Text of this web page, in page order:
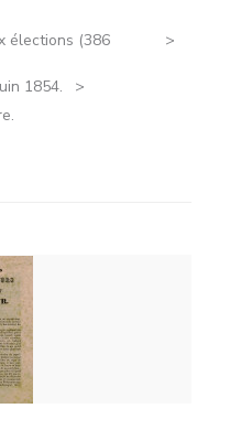
élections (386
1854.